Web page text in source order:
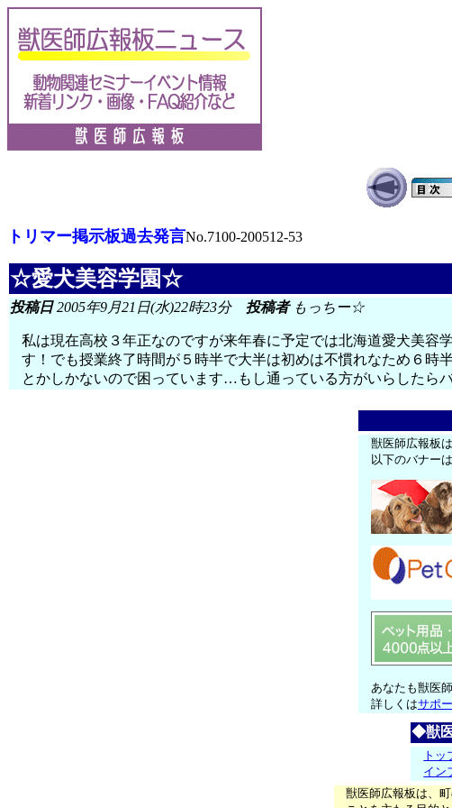
トリマー掲示板過去発言No.7100-200512-53
☆愛犬美容学園☆
投稿日2005年9月21日(水)22時23分 投稿者もっちー☆
私は現在高校３年正なのですが来年春に予定では北海道愛犬美
す！でも授業終了時間が５時半で大半は初めは不慣れなため６時
とかしかないので困っています…もし通っている方がいらしたら
獣医師広報板
以下のバナー
あなたも獣医
詳しくはサポ
◆獣
トッ
イン
獣医師広報板は、